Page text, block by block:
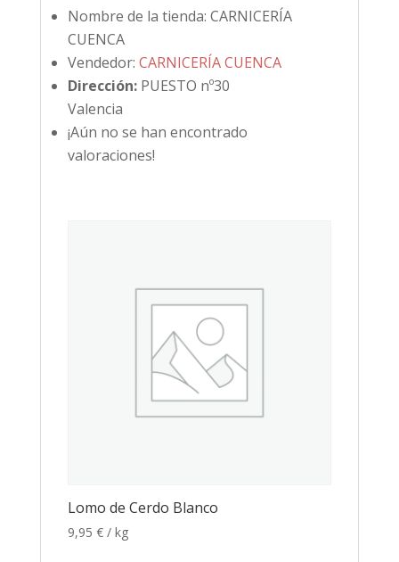
Nombre de la tienda: CARNICERÍA
CUENCA
Vendedor: CARNICERÍA CUENCA
Dirección: PUESTO nº30
Valencia
¡Aún no se han encontrado
valoraciones!
Lomo de Cerdo Blanco
9,95 € / kg